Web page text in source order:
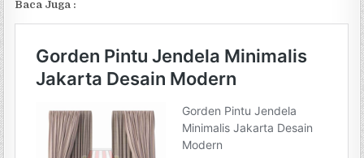
Baca Juga :